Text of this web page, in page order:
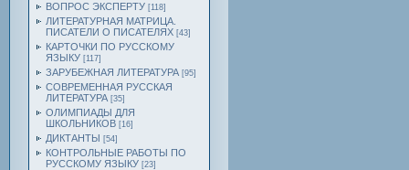
ВОПРОС ЭКСПЕРТУ [118]
ЛИТЕРАТУРНАЯ МАТРИЦА.
ПИСАТЕЛИ О ПИСАТЕЛЯХ [43]
КАРТОЧКИ ПО РУССКОМУ
ЯЗЫКУ [117]
ЗАРУБЕЖНАЯ ЛИТЕРАТУРА [95]
СОВРЕМЕННАЯ РУССКАЯ
ЛИТЕРАТУРА [35]
ОЛИМПИАДЫ ДЛЯ
ШКОЛЬНИКОВ [16]
ДИКТАНТЫ [54]
КОНТРОЛЬНЫЕ РАБОТЫ ПО
РУССКОМУ ЯЗЫКУ [23]